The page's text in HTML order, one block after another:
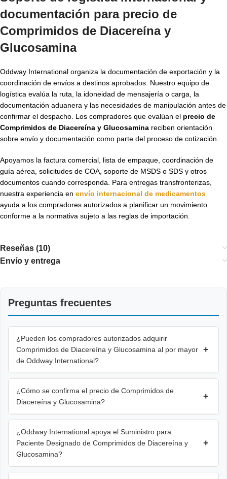
documentación para precio de
Comprimidos de Diacereína y
Glucosamina
Oddway International organiza la documentación de exportación y la
coordinación de envíos a destinos aprobados. Nuestro equipo de
logística evalúa la ruta, la idoneidad de mensajería o carga, la
documentación aduanera y las necesidades de manipulación antes de
confirmar el despacho. Los compradores que evalúan el precio de
Comprimidos de Diacereína y Glucosamina reciben orientación
sobre envío y documentación como parte del proceso de cotización.
Apoyamos la factura comercial, lista de empaque, coordinación de
guía aérea, solicitudes de COA, soporte de MSDS o SDS y otros
documentos cuando corresponda. Para entregas transfronterizas,
nuestra experiencia en envío internacional de medicamentos
ayuda a los compradores autorizados a planificar un movimiento
conforme a la normativa sujeto a las reglas de importación.
Reseñas (10)
Envío y entrega
Preguntas frecuentes
¿Pueden los compradores autorizados adquirir
Comprimidos de Diacereína y Glucosamina al por mayor
de Oddway International?
+
¿Cómo se confirma el precio de Comprimidos de
Diacereína y Glucosamina?
+
¿Oddway International apoya el Suministro para
Paciente Designado de Comprimidos de Diacereína y
Glucosamina?
+